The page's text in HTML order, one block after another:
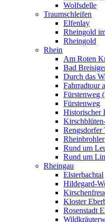
Wolfsdelle
Traumschleifen
Elfenlay
Rheingold
Rheingold
Rhein
Am Roten
Bad
Durch das
Fahrradtour
Fürstenweg
Fürstenweg
Historischer
Rengsdorfer
Rund um
Rund um
Rheingau
Elsterbachtal
Hildegard-
Kloster
Rosenstadt